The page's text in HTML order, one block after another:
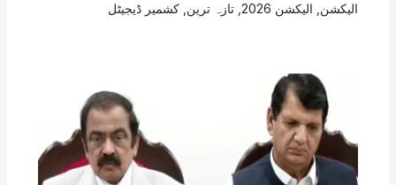
الیکشن الیکشن 2026 , تازہ ترین کشمیر ڈیجیٹل